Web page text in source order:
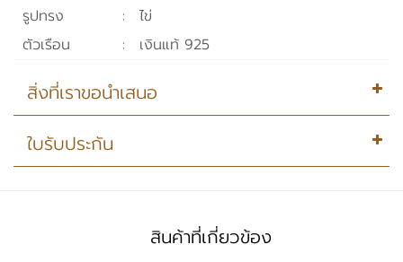
รูปทรง
:
ไข่
ตัวเรือน
: เงินแท้ 925
สิ่งที่เราขอนำเสนอ
♦ ร้านค้าขอรับประกันสินค้าเป็น ของแท้ และได้ทำการคัดสรร
มาจากแหล่งมุกชั้นนำของโลก
♦ ลูกค้าสามารถ ชมสินค้าได้ที่หน้าร้าน Pearl Bijou
ใบรับประกัน
สินค้าที่เกี่ยวข้อง